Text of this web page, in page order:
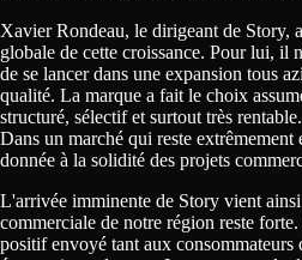
Xavier Rondeau, le dirigeant de Story,
globale de cette croissance. Pour lui, il
de se lancer dans une expansion tous
qualité. La marque a fait le choix
structuré, sélectif et surtout très rentable.
Dans un marché qui reste
donnée à la solidité des projets
L'arrivée imminente de Story vient
commerciale de notre région reste
positif envoyé tant aux consommateurs